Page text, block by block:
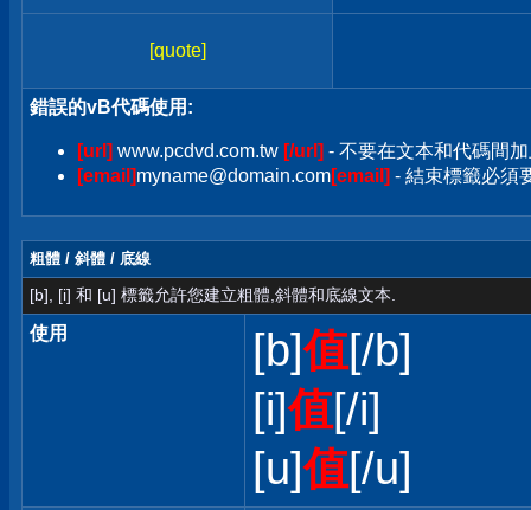
[quote]
錯誤的vB代碼使用:
[url] www.pcdvd.com.tw [/url] - 不要在文本和代碼間
[email]myname@domain.com[email] - 結束標籤必須
粗體 / 斜體 / 底線
[b], [i] 和 [u] 標籤允許您建立粗體,斜體和底線文本.
使用 [b]值[/b]
[i]值[/i]
[u]值[/u]